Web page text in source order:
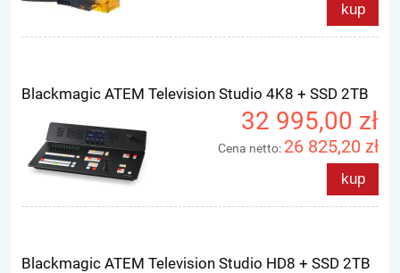
kup
Blackmagic ATEM Television Studio 4K8 + SSD 2TB
32 995,00 zł
Cena netto: 26 825,20 zł
kup
Blackmagic ATEM Television Studio HD8 + SSD 2TB